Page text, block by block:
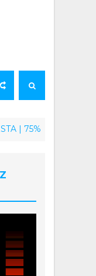
de la población